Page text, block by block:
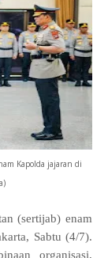
Kapolda jajaran di
(sertijab) enam
Sabtu (4/7).
organisasi,